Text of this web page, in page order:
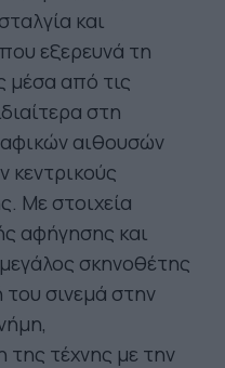
και
εξερευνά τη
από τις
στη
αιθουσών
κεντρικούς
Με στοιχεία
αφήγησης και
σκηνοθέτης
του σινεμά στην
της τέχνης με την